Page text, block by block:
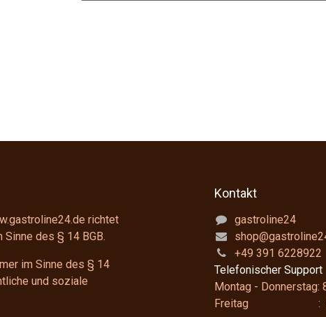
richtet
Sinne des § 14 BGB.
im Sinne des § 14
und soziale
Kontakt
gastroline24
+49 391 6228922
Telefonischer Support
Montag - Donnerstag:
Freitag : 8:00